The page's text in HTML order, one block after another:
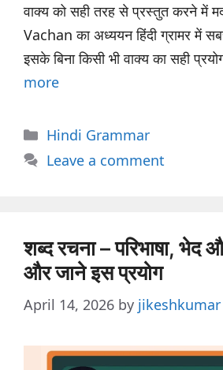
वाक्य को सही तरह से प्रस्तुत करने में
Vachan का अध्ययन हिंदी ग्रामर में
इसके बिना किसी भी वाक्य का सही
more
Categories
Hindi Grammar
Leave a comment
शब्द रचना – परिभाषा, भेद
और जाने इस प्रयोग
April 14, 2026 by jikeshkumar